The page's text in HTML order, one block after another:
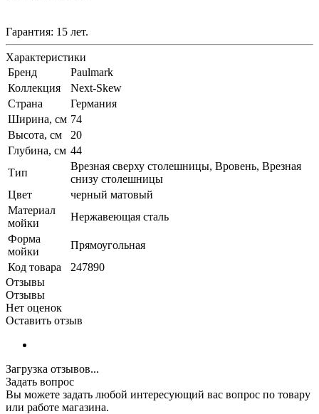
Гарантия: 15 лет.
Характеристики
Бренд
Paulmark
Коллекция
Next-Skew
Страна
Германия
Ширина, см 74
Высота, см
20
Глубина, см 44
Тип
Врезная сверху столешницы, Вровень, Врезная
снизу столешницы
Цвет
черный матовый
Материал
мойки
Нержавеющая сталь
Форма
мойки
Прямоугольная
Код товара
247890
Отзывы
Отзывы
Нет оценок
Оставить отзыв
Загрузка отзывов...
Задать вопрос
Вы можете задать любой интересующий вас вопрос по товару
или работе магазина.